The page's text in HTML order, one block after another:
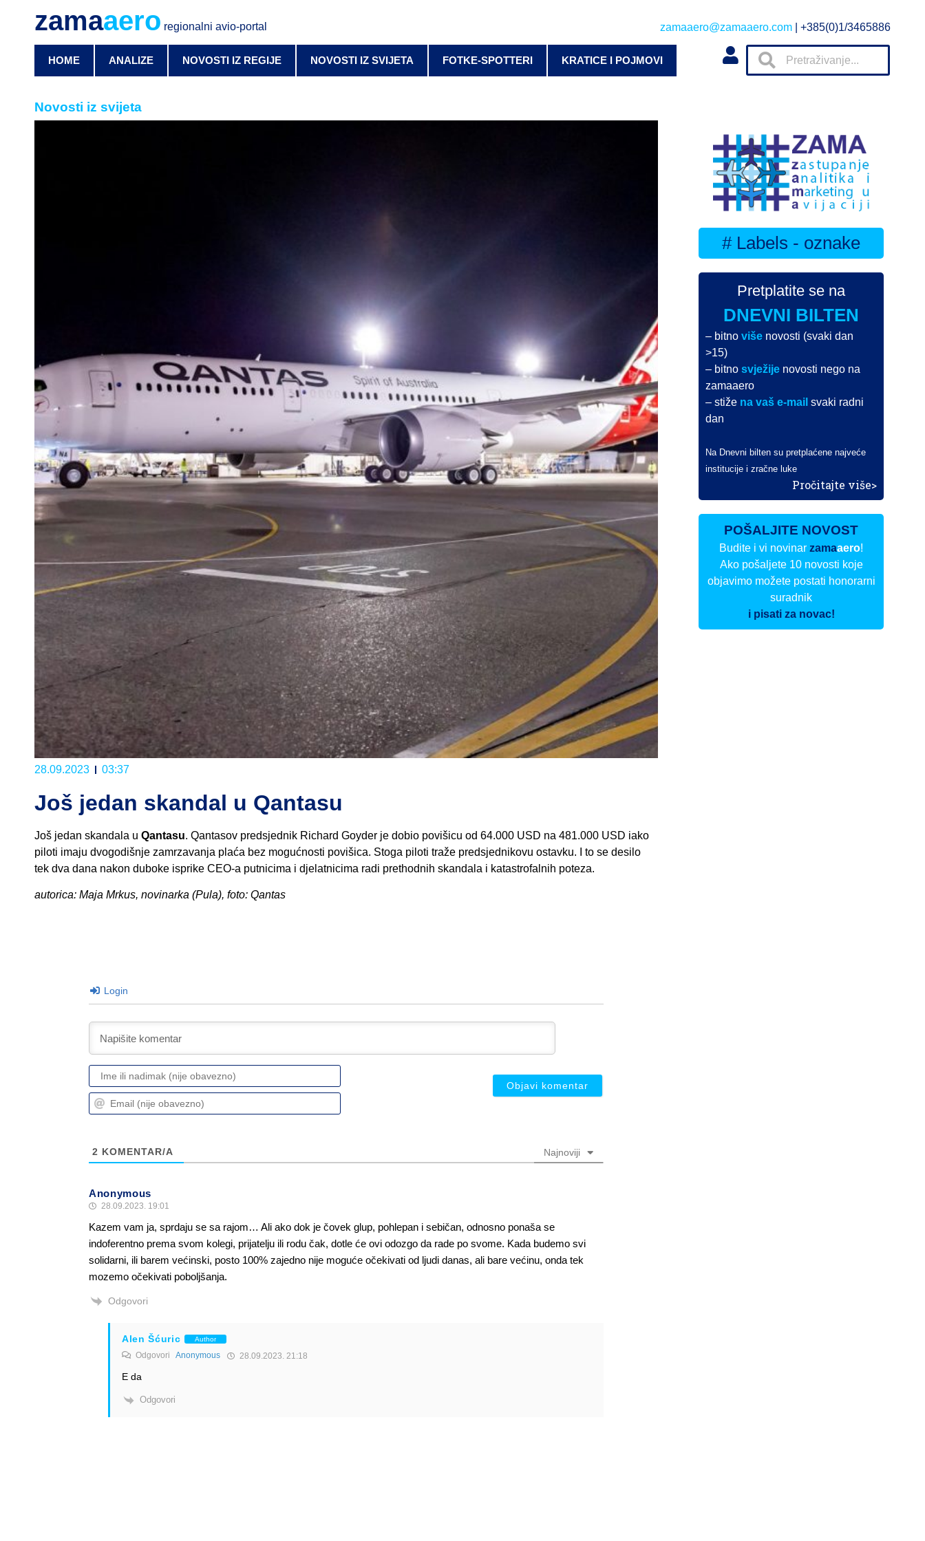
zamaaero regionalni avio-portal zamaaero@zamaaero.com | +385(0)1/3465886
HOME ANALIZE NOVOSTI IZ REGIJE NOVOSTI IZ SVIJETA FOTKE-SPOTTERI KRATICE I POJMOVI
Novosti iz svijeta
28.09.2023 03:37
Još jedan skandal u Qantasu
Još jedan skandala u Qantasu. Qantasov predsjednik Richard Goyder je dobio povišicu od 64.000 USD na 481.000 USD iako
piloti imaju dvogodišnje zamrzavanja plaća bez mogućnosti povišica. Stoga piloti traže predsjednikovu ostavku. I to se desilo
tek dva dana nakon duboke isprike CEO-a putnicima i djelatnicima radi prethodnih skandala i katastrofalnih poteza.
autorica: Maja Mrkus, novinarka (Pula), foto: Qantas
Login
Ime
ili
nadimak
Email
(nije
2 KOMENTAR/A Najnoviji
Anonymous
28.09.2023. 19:01
Kazem vam ja, sprdaju se sa rajom… Ali ako dok je čovek glup, pohlepan i sebičan, odnosno ponaša se
indoferentno prema svom kolegi, prijatelju ili rodu čak, dotle će ovi odozgo da rade po svome. Kada budemo svi
solidarni, ili barem većinski, posto 100% zajedno nije moguće očekivati od ljudi danas, ali bare većinu, onda tek
mozemo očekivati poboljšanja.
Odgovori
Alen Šćuric Author
Odgovori Anonymous 28.09.2023. 21:18
E da
Odgovori
# Labels - oznake
Pretplatite se na
DNEVNI BILTEN
– bitnoviše novosti (svaki dan
>15)
– bitnosvježije novosti nego na
zamaaero
– stiže na vaš e-mail svaki radni
dan
Na Dnevni bilten su pretplaćene najveće
institucije i zračne luke
Pročitajte više>
POŠALJITE NOVOST
Budite i vi novinarzamaaero!
Ako pošaljete 10 novosti koje
objavimo možete postati honorarni
suradnik
i pisati za novac!